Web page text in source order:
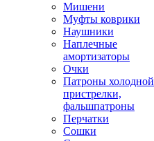
Мишени
Муфты коврики
Наушники
Наплечные
амортизаторы
Очки
Патроны холодной
пристрелки,
фальшпатроны
Перчатки
Сошки